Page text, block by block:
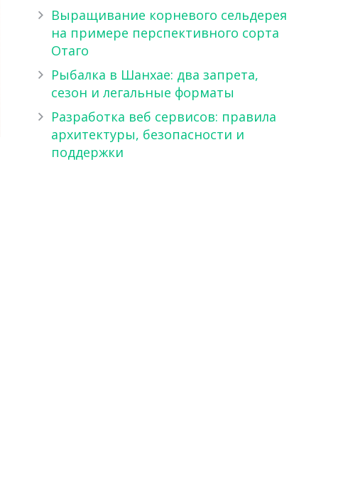
Выращивание корневого сельдерея
на примере перспективного сорта
Отаго
Рыбалка в Шанхае: два запрета,
сезон и легальные форматы
Разработка веб сервисов: правила
архитектуры, безопасности и
поддержки